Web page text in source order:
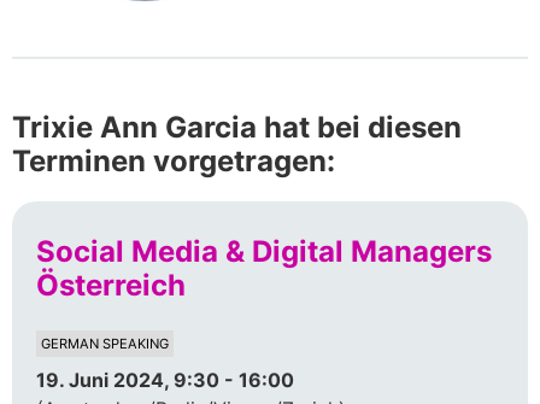
Trixie Ann Garcia hat bei diesen
Terminen vorgetragen:
Social Media & Digital Managers
Österreich
GERMAN SPEAKING
19. Juni 2024, 9:30 - 16:00